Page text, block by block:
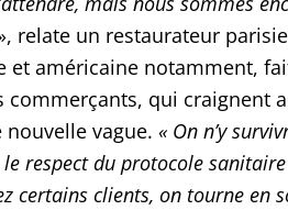
relate un restaurateur
et américaine notamment,
qui craignent
vague. « On n’y
le respect du protocole
certains clients, on tourne en